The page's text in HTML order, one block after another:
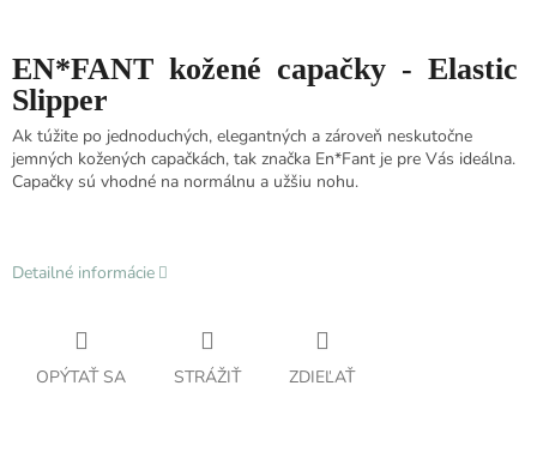
EN*FANT kožené capačky - Elastic
Slipper
Ak túžite po jednoduchých, elegantných a zároveň neskutočne
jemných kožených capačkách, tak značka En*Fant je pre Vás ideálna.
Capačky sú vhodné na normálnu a užšiu nohu.
Detailné informácie
OPÝTAŤ SA STRÁŽIŤ ZDIEĽAŤ